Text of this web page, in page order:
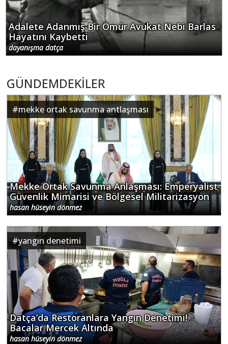
Adalete Adanmış Bir Ömür Avukat Nebi Barlas
Hayatını Kaybetti
dayanışma datça
GÜNDEMDEKİLER
#mekke ortak savunma antlaşması
Mekke Ortak Savunma Anlaşması: Emperyalist
Güvenlik Mimarisi ve Bölgesel Militarizasyon
hasan hüseyin dönmez
#yangın denetimi
Datça’da Restoranlara Yangın Denetimi!
Bacalar Mercek Altında
hasan hüseyin dönmez